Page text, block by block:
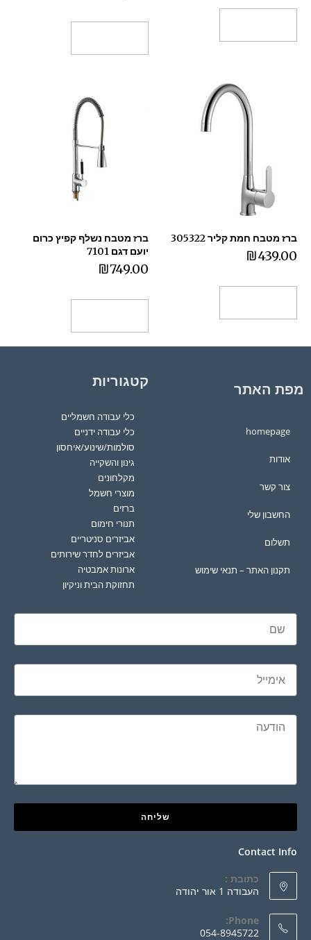
ברז מטבח חמת קליר 305322
₪439.00
ברז מטבח נשלף קפיץ כרום
יועם דגם 7101
₪749.00
מפת האתר
homepage
אודות
צור קשר
החשבון שלי
תשלום
תקנון האתר – תנאי שימוש
קטגוריות
כלי עבודה חשמליים
כלי עבודה ידניים
סולמות/שינוע/איחסון
גינון והשקייה
מקלחונים
מוצרי חשמל
ברזים
תנורי חימום
אביזרים סניטריים
אביזרים לחדר שירותים
ארונות אמבטיה
תחזוקת הבית וניקיון
שליחה
Contact Info
כתובת :
העבודה 1 אור יהודה
Phone:
054-8945722